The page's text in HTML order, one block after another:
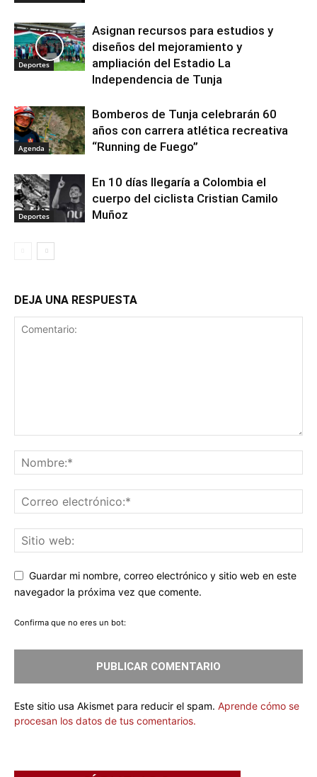
Deportes
Asignan recursos para estudios y
diseños del mejoramiento y
ampliación del Estadio La
Independencia de Tunja
Agenda
Bomberos de Tunja celebrarán 60
años con carrera atlética recreativa
“Running de Fuego”
Deportes
En 10 días llegaría a Colombia el
cuerpo del ciclista Cristian Camilo
Muñoz
DEJA UNA RESPUESTA
Guardar mi nombre, correo electrónico y sitio web en este
navegador la próxima vez que comente.
Confirma que no eres un bot:
Este sitio usa Akismet para reducir el spam. Aprende cómo se
procesan los datos de tus comentarios.